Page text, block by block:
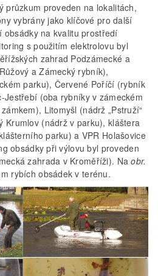
průzkum proveden na lokalitách,
vybrány jako klíčové pro další
na kvalitu prostředí
s použitím elektrolovu byl
zahrad Podzámecké a
a Zámecký rybník),
parku), Červené Poříčí (rybník
Jestřebí (oba rybníky v zámeckém
Litomyšl (nádrž „Pstruží“
Krumlov (nádrž v parku), kláštera
parku) a VPR Holašovice
obsádky při výlovu byl proveden
zahrada v Kroměříži). Naobr.
rybích obsádek v terénu.